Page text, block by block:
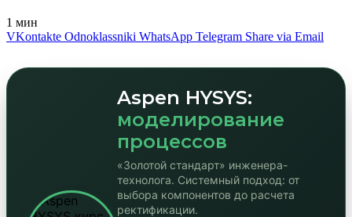
1 мин
VKontakte Odnoklassniki WhatsApp Telegram Share via Email
Aspen HYSYS:
моделирование
процессов
«Золотой стандарт» инженера-
технолога. Системный подход: от
выбора компонентов до расчета
ректификации.